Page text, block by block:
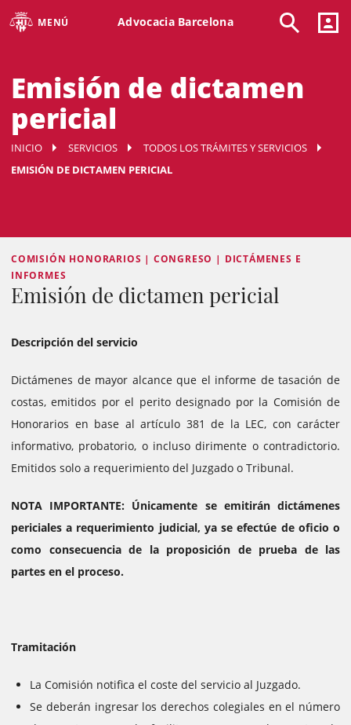
MENÚ Advocacia Barcelona
Emisión de dictamen
pericial
INICIO SERVICIOS
TODOS LOS TRÁMITES Y SERVICIOS
EMISIÓN DE DICTAMEN PERICIAL
COMISIÓN HONORARIOS | CONGRESO | DICTÁMENES E
INFORMES
Emisión de dictamen pericial
Descripción del servicio
Dictámenes de mayor alcance que el informe de tasación de
costas, emitidos por el perito designado por la Comisión de
Honorarios en base al artículo 381 de la LEC, con carácter
informativo, probatorio, o incluso dirimente o contradictorio.
Emitidos solo a requerimiento del Juzgado o Tribunal.
NOTA IMPORTANTE: Únicamente se emitirán dictámenes
periciales a requerimiento judicial, ya se efectúe de oficio o
como consecuencia de la proposición de prueba de las
partes en el proceso.
Tramitación
La Comisión notifica el coste del servicio al Juzgado.
Se deberán ingresar los derechos colegiales en el número